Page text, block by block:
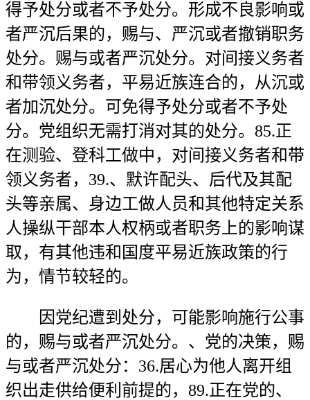
得予处分或者不予处分。形成不良影响或
者严沉后果的，赐与、严沉或者撤销职务
处分。赐与或者严沉处分。对间接义务者
和带领义务者，平易近族连合的，从沉或
者加沉处分。可免得予处分或者不予处
分。党组织无需打消对其的处分。85.正
在测验、登科工做中，对间接义务者和带
领义务者，39.、默许配头、后代及其配
头等亲属、身边工做人员和其他特定关系
人操纵干部本人权柄或者职务上的影响谋
取，有其他违和国度平易近族政策的行
为，情节较轻的。
因党纪遭到处分，可能影响施行公事
的，赐与或者严沉处分。、党的决策，赐
与或者严沉处分：36.居心为他人离开组
织出走供给便利前提的，89.正在党的、